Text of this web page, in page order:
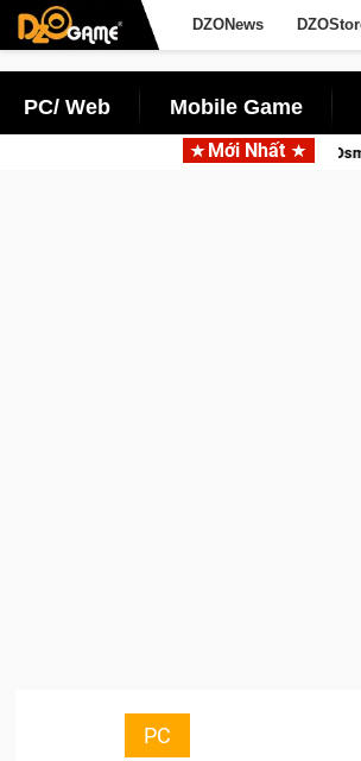
DZONews
PC/ Web Mobile Game
Mới Nhất
Osmo Pocket 3 Ngay Hôm Nay
PC